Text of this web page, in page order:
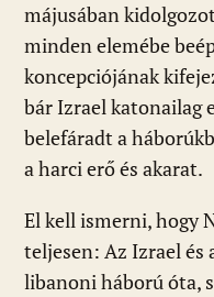
májusában
minden elemébe
koncepciójának
bár Izrael katonailag
belefáradt a
a harci erő és akarat.
El kell ismerni, hogy
teljesen: Az Izrael és
libanoni háború óta,